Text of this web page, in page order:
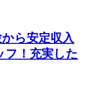
から安定収入
フ！充実した